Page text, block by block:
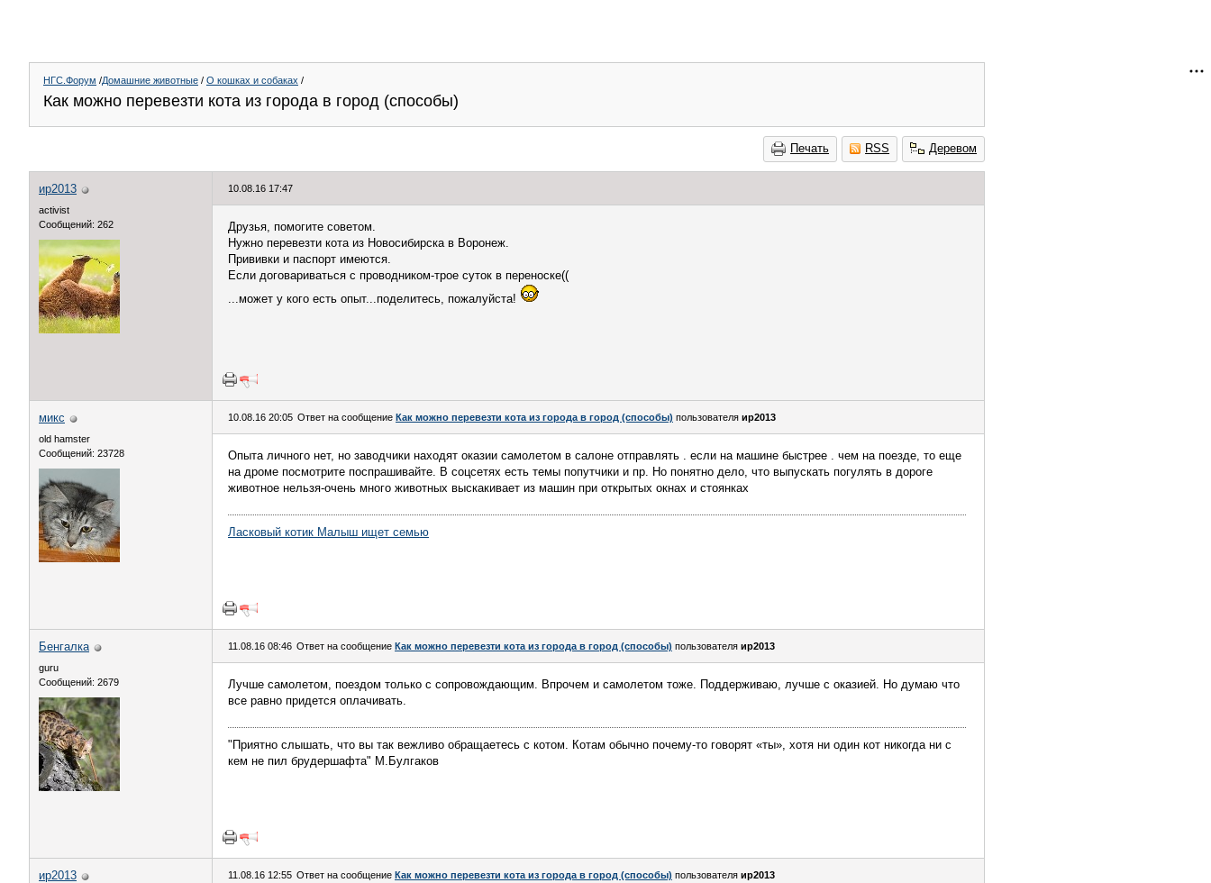
НГС.Форум /Домашние животные / О кошках и собаках /
Как можно перевезти кота из города в город (способы)
Печать RSS Деревом
ир2013
activist
Сообщений: 262
10.08.16 17:47
Друзья, помогите советом.
Нужно перевезти кота из Новосибирска в Воронеж.
Прививки и паспорт имеются.
Если договариваться с проводником-трое суток в переноске((
...может у кого есть опыт...поделитесь, пожалуйста!
микс
old hamster
Сообщений: 23728
10.08.16 20:05 Ответ на сообщение Как можно перевезти кота из города в город (способы) пользователя ир2013
Опыта личного нет, но заводчики находят оказии самолетом в салоне отправлять . если на машине быстрее . чем на поезде, то еще
на дроме посмотрите поспрашивайте. В соцсетях есть темы попутчики и пр. Но понятно дело, что выпускать погулять в дороге
животное нельзя-очень много животных выскакивает из машин при открытых окнах и стоянках
Ласковый котик Малыш ищет семью
Бенгалка
guru
Сообщений: 2679
11.08.16 08:46 Ответ на сообщение Как можно перевезти кота из города в город (способы) пользователя ир2013
Лучше самолетом, поездом только с сопровождающим. Впрочем и самолетом тоже. Поддерживаю, лучше с оказией. Но думаю что
все равно придется оплачивать.
"Приятно слышать, что вы так вежливо обращаетесь с котом. Котам обычно почему-то говорят «ты», хотя ни один кот никогда ни с
кем не пил брудершафта" М.Булгаков
ир2013 11.08.16 12:55 Ответ на сообщение Как можно перевезти кота из города в город (способы) пользователя ир2013